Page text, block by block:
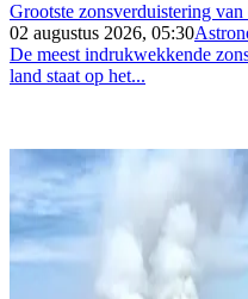
Grootste zonsverduistering
02 augustus 2026, 05:30
De meest indrukwekkende
land staat op het...